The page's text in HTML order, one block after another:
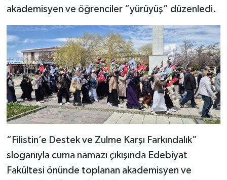
akademisyen ve öğrenciler “yürüyüş” düzenledi.
“Filistin’e Destek ve Zulme Karşı Farkındalık”
sloganıyla cuma namazı çıkışında Edebiyat
Fakültesi önünde toplanan akademisyen ve